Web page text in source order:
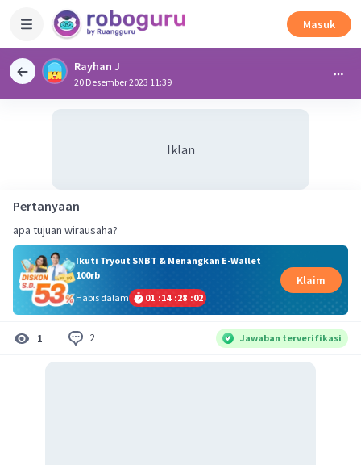
Masuk
Rayhan J
20 Desember 2023 11:39
Iklan
Pertanyaan
apa tujuan wirausaha?
Ikuti Tryout SNBT & Menangkan E-Wallet
100rb
Habis dalam
01 :14 :28 :02
Klaim
1 2 Jawaban terverifikasi